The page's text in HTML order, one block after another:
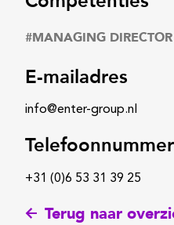
#MANAGING DIRECTOR
E-mailadres
info@enter-group.nl
Telefoonnummer
+31 (0)6 53 31 39 25
Terug naar